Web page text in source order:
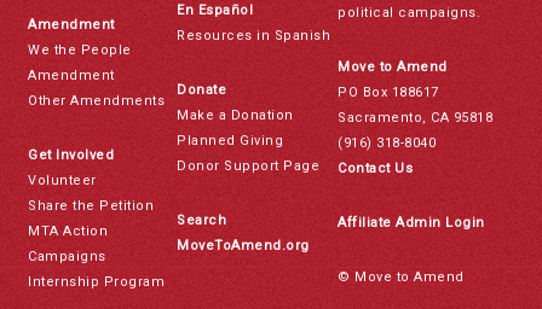
Amendment
We the People
Amendment
Other Amendments
Get Involved
Volunteer
Share the Petition
MTA Action
Campaigns
Internship Program
En Español
Resources in Spanish
Donate
Make a Donation
Planned Giving
Donor Support Page
Search
MoveToAmend.org
political campaigns.
Move to Amend
PO Box 188617
Sacramento, CA 95818
(916) 318-8040
Contact Us
Affiliate Admin Login
© Move to Amend